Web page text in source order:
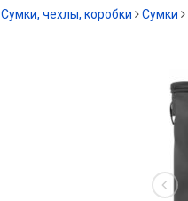
Сумки, чехлы, коробки Cумки